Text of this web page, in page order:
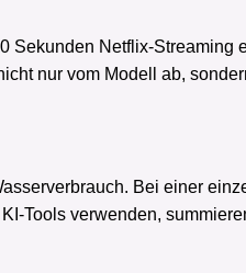
Netflix-Streaming
nur vom Modell ab,
Bei einer
Tools verwenden,